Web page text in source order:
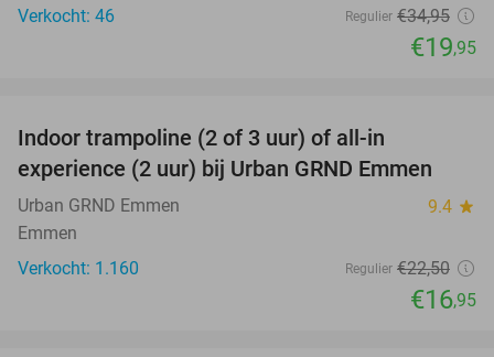
Verkocht: 46
Regulier €34,95
€19,95
Indoor trampoline (2 of 3 uur) of all-in
experience (2 uur) bij Urban GRND Emmen
Urban GRND Emmen 9.4 star
Emmen
Verkocht: 1.160
Regulier €22,50
€16,95